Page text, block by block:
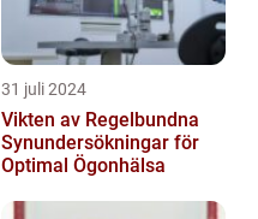
31 juli 2024
Vikten av Regelbundna
Synundersökningar för
Optimal Ögonhälsa